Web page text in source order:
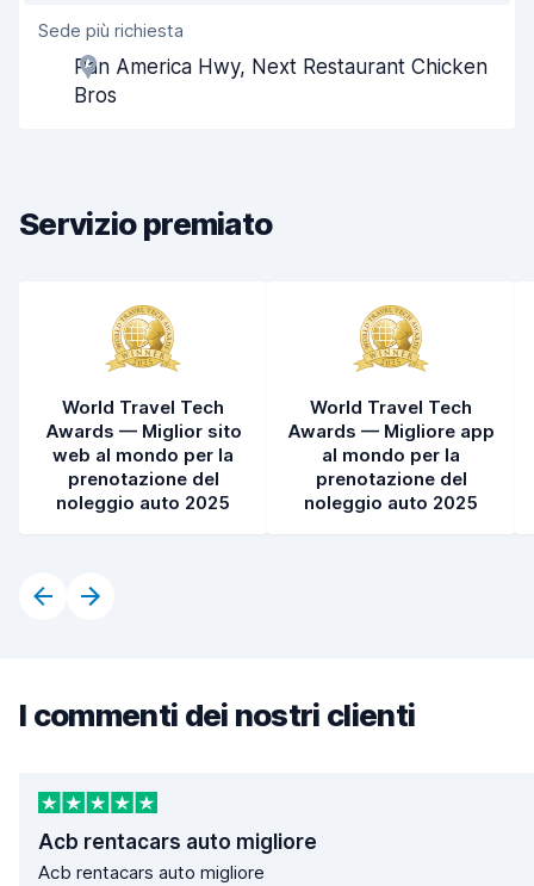
Gentilezza degli agenti
Rapidità del ritiro
Condizioni dell'auto
Sede più richiesta
Pan America Hwy, Next Restaurant Chicken
Bros
Servizio premiato
World Travel Tech
Awards — Miglior sito
web al mondo per la
prenotazione del
noleggio auto 2025
World Travel Tech
Awards — Migliore app
al mondo per la
prenotazione del
noleggio auto 2025
I commenti dei nostri clienti
Acb rentacars auto migliore
Acb rentacars auto migliore